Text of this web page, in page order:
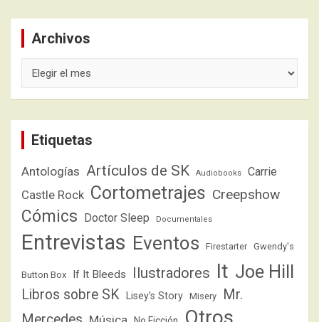
Archivos
Etiquetas
Antologías Artículos de SK Audiobooks Carrie
Castle Rock Cortometrajes Creepshow
Cómics Doctor Sleep Documentales
Entrevistas Eventos Firestarter Gwendy's
Button Box If It Bleeds Ilustradores It Joe Hill
Libros sobre SK Lisey's Story Misery
Mr.